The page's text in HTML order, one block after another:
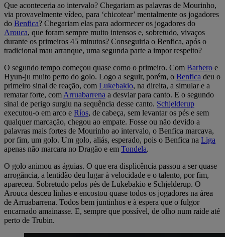
Que aconteceria ao intervalo? Chegariam as palavras de Mourinho,
via provavelmente vídeo, para ‘chicotear’ mentalmente os jogadores
do Benfica? Chegariam elas para adormecer os jogadores do
Arouca, que foram sempre muito intensos e, sobretudo, vivaços
durante os primeiros 45 minutos? Conseguiria o Benfica, após o
tradicional mau arranque, uma segunda parte a impor respeito?
O segundo tempo começou quase como o primeiro. Com Barbero e
Hyun-ju muito perto do golo. Logo a seguir, porém, o Benfica deu o
primeiro sinal de reação, com Lukebakio, na direita, a simular e a
rematar forte, com Arruabarrena a desviar para canto. E o segundo
sinal de perigo surgiu na sequência desse canto. Schjelderup
executou-o em arco e Ríos, de cabeça, sem levantar os pés e sem
qualquer marcação, chegou ao empate. Fosse ou não devido a
palavras mais fortes de Mourinho ao intervalo, o Benfica marcava,
por fim, um golo. Um golo, aliás, esperado, pois o Benfica na Liga
apenas não marcara no Dragão e em Tondela.
O golo animou as águias. O que era displicência passou a ser quase
arrogância, a lentidão deu lugar à velocidade e o talento, por fim,
apareceu. Sobretudo pelos pés de Lukebakio e Schjelderup. O
Arouca desceu linhas e encostou quase todos os jogadores na área
de Arruabarrena. Todos bem juntinhos e à espera que o fulgor
encarnado amainasse. E, sempre que possível, de olho num raide até
perto de Trubin.